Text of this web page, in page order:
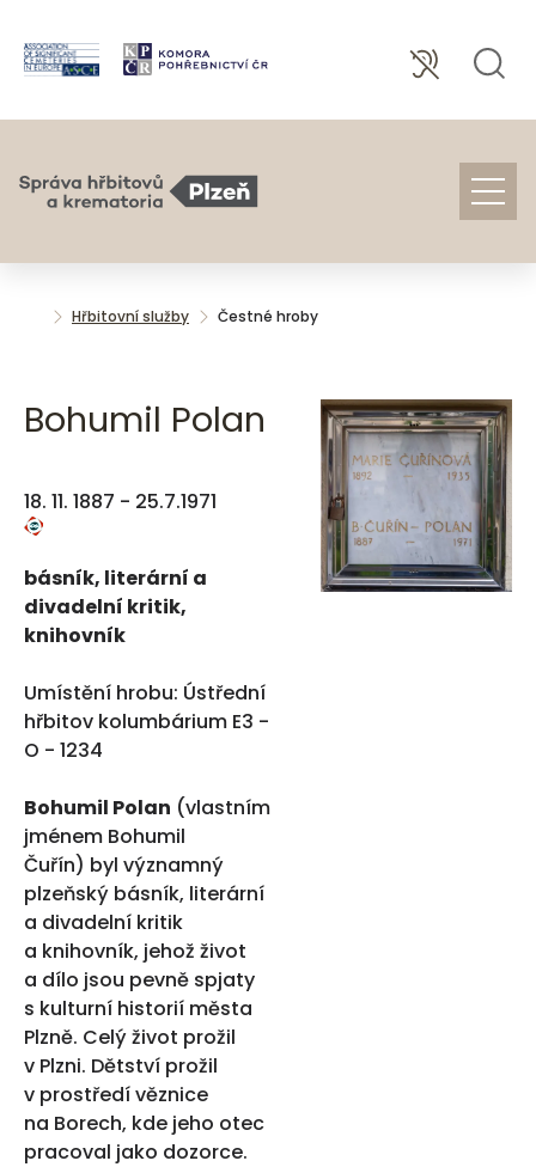
Hřbitovní služby Čestné hroby
Bohumil Polan
18. 11. 1887 - 25.7.1971
básník, literární a
divadelní kritik,
knihovník
Umístění hrobu: Ústřední
hřbitov kolumbárium E3 -
O - 1234
Bohumil Polan (vlastním
jménem Bohumil
Čuřín) byl významný
plzeňský básník, literární
a divadelní kritik
a knihovník, jehož život
a dílo jsou pevně spjaty
s kulturní historií města
Plzně. Celý život prožil
v Plzni. Dětství prožil
v prostředí věznice
na Borech, kde jeho otec
pracoval jako dozorce.